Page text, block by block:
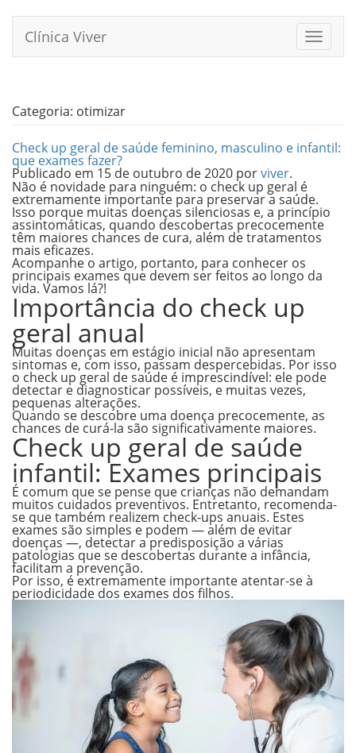
Pular
para
o
conteúdo
Clínica Viver
Categoria: otimizar
Check up geral de saúde feminino, masculino e infantil:
que exames fazer?
Publicado em 15 de outubro de 2020 porviver.
Não é novidade para ninguém: o check up geral é
extremamente importante para preservar a saúde.
Isso porque muitas doenças silenciosas e, a princípio
assintomáticas, quando descobertas precocemente
têm maiores chances de cura, além de tratamentos
mais eficazes.
Acompanhe o artigo, portanto, para conhecer os
principais exames que devem ser feitos ao longo da
vida. Vamos lá?!
Importância do check up
geral anual
Muitas doenças em estágio inicial não apresentam
sintomas e, com isso, passam despercebidas. Por isso
o check up geral de saúde é imprescindível: ele pode
detectar e diagnosticar possíveis, e muitas vezes,
pequenas alterações.
Quando se descobre uma doença precocemente, as
chances de curá-la são significativamente maiores.
Check up geral de saúde
infantil: Exames principais
É comum que se pense que crianças não demandam
muitos cuidados preventivos. Entretanto, recomenda-
se que também realizem check-ups anuais. Estes
exames são simples e podem — além de evitar
doenças —, detectar a predisposição a várias
patologias que se descobertas durante a infância,
facilitam a prevenção.
Por isso, é extremamente importante atentar-se à
periodicidade dos exames dos filhos.